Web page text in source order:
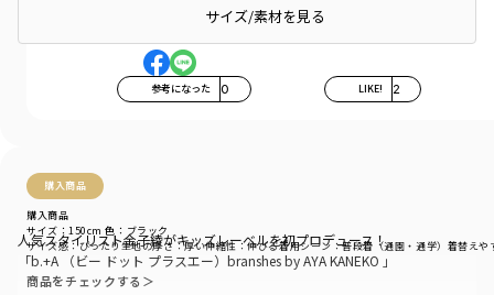
参考になった 0 LIKE! 2
購入商品
購入商品
サイズ感 ：ぴったり生地の厚さ：厚い伸縮性：伸びる着用シーン ：普段着（通園・通学） 着替えや
サイズ：150cm 色：ブラック
商品をチェックする＞
サイズ/素材を見る
人気スタイリスト金子綾がキッズレーベルを初プロデュース！
「b.+A （ビー ドット プラスエー）branshes by AYA KANEKO 」